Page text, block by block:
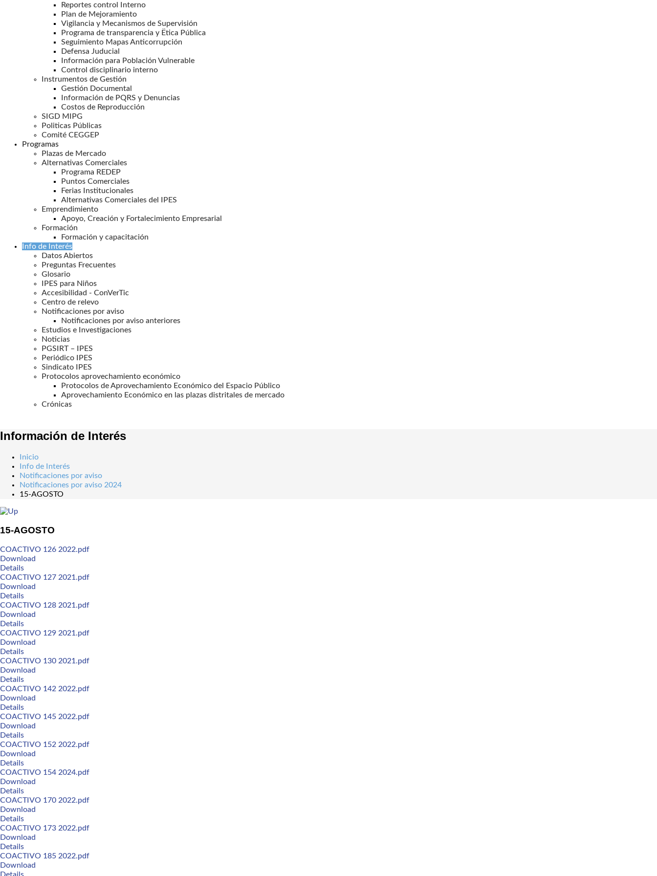
Reportes control Interno
Plan de Mejoramiento
Vigilancia y Mecanismos de Supervisión
Programa de transparencia y Ëtica Pública
Seguimiento Mapas Anticorrupción
Defensa Juducial
Información para Población Vulnerable
Control disciplinario interno
Instrumentos de Gestión
Gestión Documental
Información de PQRS y Denuncias
Costos de Reproducción
SIGD MIPG
Politicas Públicas
Comité CEGGEP
Programas
Plazas de Mercado
Alternativas Comerciales
Programa REDEP
Puntos Comerciales
Ferias Institucionales
Alternativas Comerciales del IPES
Emprendimiento
Apoyo, Creación y Fortalecimiento Empresarial
Formación
Formación y capacitación
Info de Interés
Datos Abiertos
Preguntas Frecuentes
Glosario
IPES para Niños
Accesibilidad - ConVerTic
Centro de relevo
Notificaciones por aviso
Notificaciones por aviso anteriores
Estudios e Investigaciones
Noticias
PGSIRT – IPES
Periódico IPES
Sindicato IPES
Protocolos aprovechamiento económico
Protocolos de Aprovechamiento Económico del Espacio Público
Aprovechamiento Económico en las plazas distritales de mercado
Crónicas
Información de Interés
Inicio
Info de Interés
Notificaciones por aviso
Notificaciones por aviso 2024
15-AGOSTO
15-AGOSTO
COACTIVO 126 2022.pdf
Download
Details
COACTIVO 127 2021.pdf
Download
Details
COACTIVO 128 2021.pdf
Download
Details
COACTIVO 129 2021.pdf
Download
Details
COACTIVO 130 2021.pdf
Download
Details
COACTIVO 142 2022.pdf
Download
Details
COACTIVO 145 2022.pdf
Download
Details
COACTIVO 152 2022.pdf
Download
Details
COACTIVO 154 2024.pdf
Download
Details
COACTIVO 170 2022.pdf
Download
Details
COACTIVO 173 2022.pdf
Download
Details
COACTIVO 185 2022.pdf
Download